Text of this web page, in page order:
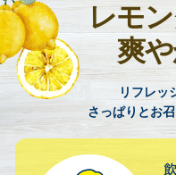
レモ
爽
リフレッ
さっぱりとお